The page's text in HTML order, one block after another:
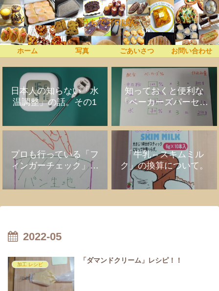
うちでプロぱん
ホーム 写真 ごあいさつ お問い合わせ
日本人の知らない「水
温調整」の話。その1
知っておくと便利な
「ベーカーズパーセン
ト」の話
プロも行っている「フ
ィンガーチェック」の
話。
「牛乳⇔スキムミル
ク」の換算について。
2022-05
加工 レシピ
「ダマンドクリーム」レシピ！！